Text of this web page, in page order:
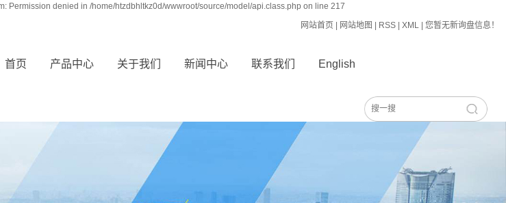
denied in /home/htzdbhltkz0d/wwwroot/source/model/api.class.php on line 217
网站首页
网站地图 RSS XML 您暂无新询盘信息！
首页 产品中心 关于我们 新闻中心 联系我们 English